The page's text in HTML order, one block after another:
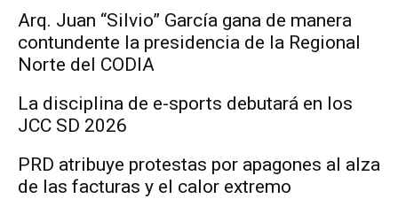
Arq. Juan “Silvio” García gana de manera
contundente la presidencia de la Regional
Norte del CODIA
La disciplina de e-sports debutará en los
JCC SD 2026
PRD atribuye protestas por apagones al alza
de las facturas y el calor extremo